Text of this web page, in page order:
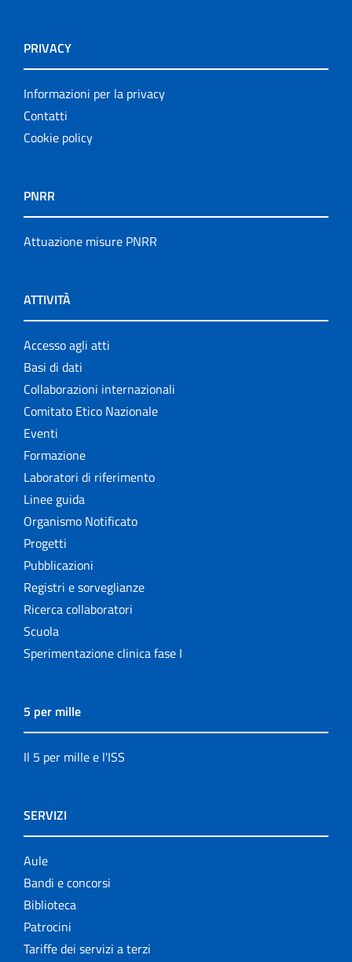
PRIVACY
Informazioni per la privacy
Contatti
Cookie policy
PNRR
Attuazione misure PNRR
ATTIVITÀ
Accesso agli atti
Basi di dati
Collaborazioni internazionali
Comitato Etico Nazionale
Eventi
Formazione
Laboratori di riferimento
Linee guida
Organismo Notificato
Progetti
Pubblicazioni
Registri e sorveglianze
Ricerca collaboratori
Scuola
Sperimentazione clinica fase I
5 per mille
Il 5 per mille e l'ISS
SERVIZI
Aule
Bandi e concorsi
Biblioteca
Patrocini
Tariffe dei servizi a terzi